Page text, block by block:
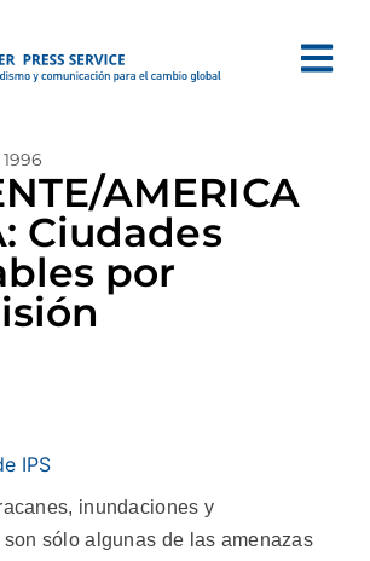
AMERICA
Ciudades
por
IPS
inundaciones y
sólo algunas de las amenazas